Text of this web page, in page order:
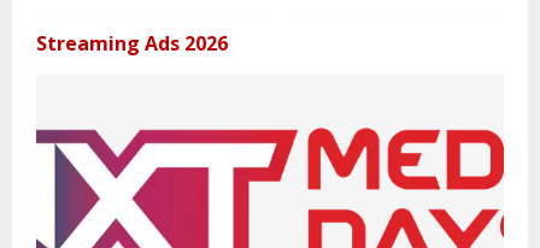
Streaming Ads 2026